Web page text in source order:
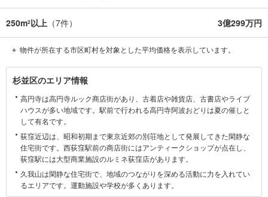
250m2以上 （7件） 3億299万円
物件が所在する市区町村を対象とした平均価格を表示しています。
杉
並
区
に
す
る
報
杉並区のエリア情報
高円寺は高円寺ルック商店街があり、古着店や雑貨店、古書店やライブ
ハウスが多い地域です。駅前で行われる高円寺阿波おどりは夏の催しと
して有名です。
荻窪近辺は、昭和初期まで東京近郊の別荘地として発展してきた閑静な
住宅街です。西荻窪駅前の商店街にはアンティークショップが点在し、
荻窪駅には大型商業施設のルミネ荻窪店があります。
久我山は閑静な住宅街で、地域のつながりを深める活動に力を入れてい
るエリアです。運動施設や学校が多くあります。